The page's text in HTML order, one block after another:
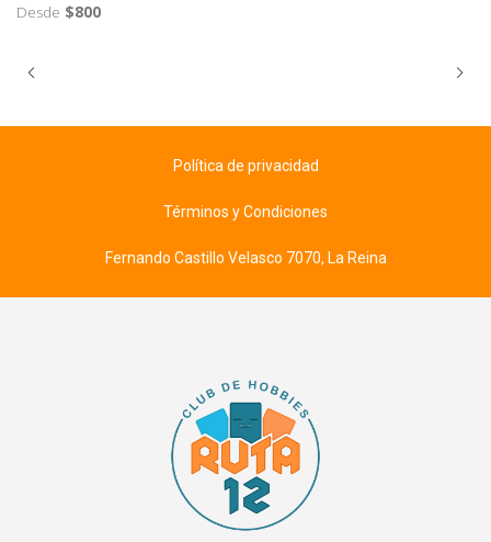
Desde $800
Política de privacidad
Términos y Condiciones
Fernando Castillo Velasco 7070, La Reina